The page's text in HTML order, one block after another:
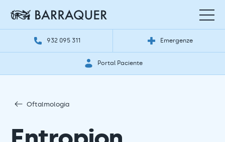
932 095 311 Emergenze
Portal Paciente
Oftalmologia